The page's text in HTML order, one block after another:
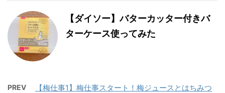
【ダイソー】バターカッター付きバ
ターケース使ってみた
PREV
【梅仕事1】梅仕事スタート！梅ジュースとはちみつ